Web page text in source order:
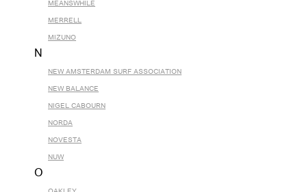
MEANSWHILE
MERRELL
MIZUNO
N
NEW AMSTERDAM SURF ASSOCIATION
NEW BALANCE
NIGEL CABOURN
NORDA
NOVESTA
NUW
O